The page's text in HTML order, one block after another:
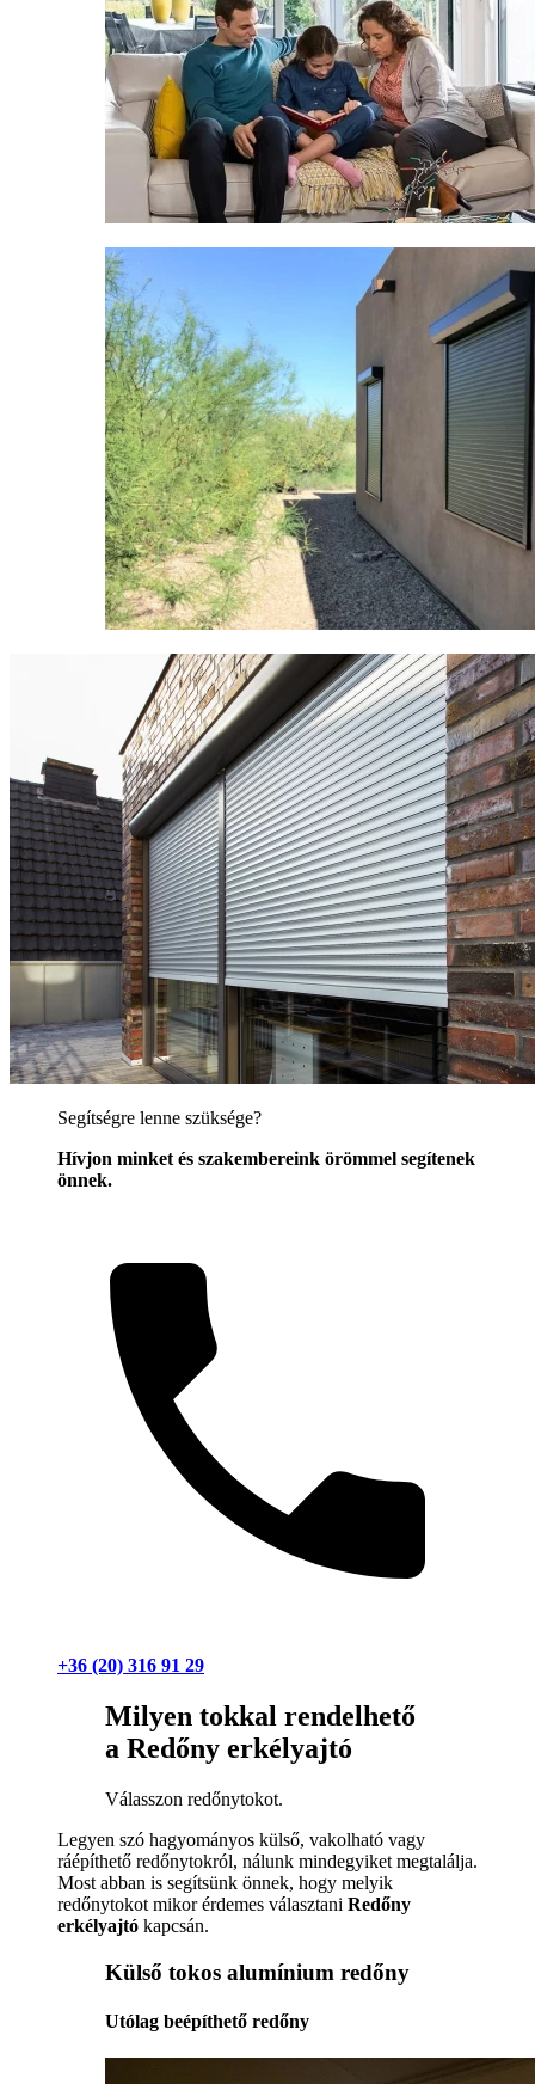
Segítségre lenne szüksége?
Hívjon minket és szakembereink örömmel segítenek
önnek.
+36 (20) 316 91 29
Milyen tokkal rendelhető
a Redőny erkélyajtó
Válasszon redőnytokot.
Legyen szó hagyományos külső, vakolható vagy
ráépíthető redőnytokról, nálunk mindegyiket megtalálja.
Most abban is segítsünk önnek, hogy melyik
redőnytokot mikor érdemes választani Redőny
erkélyajtó kapcsán.
Külső tokos alumínium redőny
Utólag beépíthető redőny